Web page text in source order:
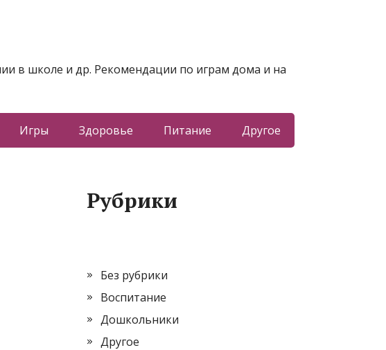
в школе и др. Рекомендации по играм дома и на
Игры Здоровье Питание Другое
Рубрики
Без рубрики
Воспитание
Дошкольники
Другое